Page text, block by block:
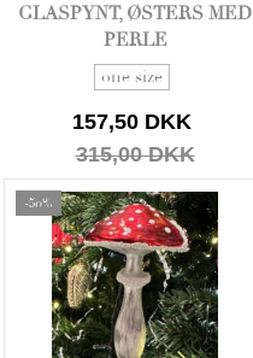
GLASPYNT, ØSTERS MED
PERLE
one size
157,50 DKK
315,00 DKK
-50%